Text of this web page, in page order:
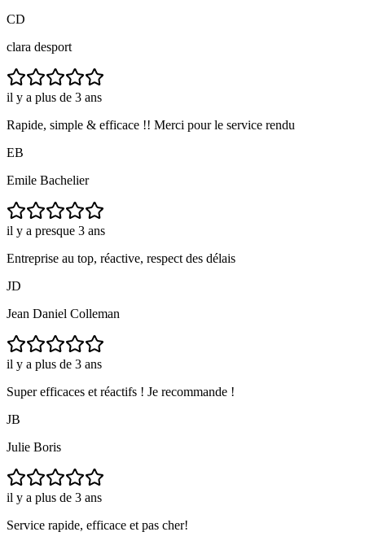
CD
clara desport
il y a plus de 3 ans
Rapide, simple & efficace !! Merci pour le service rendu
EB
Emile Bachelier
il y a presque 3 ans
Entreprise au top, réactive, respect des délais
JD
Jean Daniel Colleman
il y a plus de 3 ans
Super efficaces et réactifs ! Je recommande !
JB
Julie Boris
il y a plus de 3 ans
Service rapide, efficace et pas cher!